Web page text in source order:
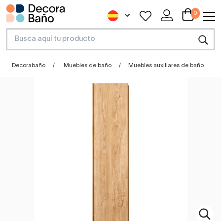
0
Decorabaño Muebles de baño Muebles auxiliares de baño